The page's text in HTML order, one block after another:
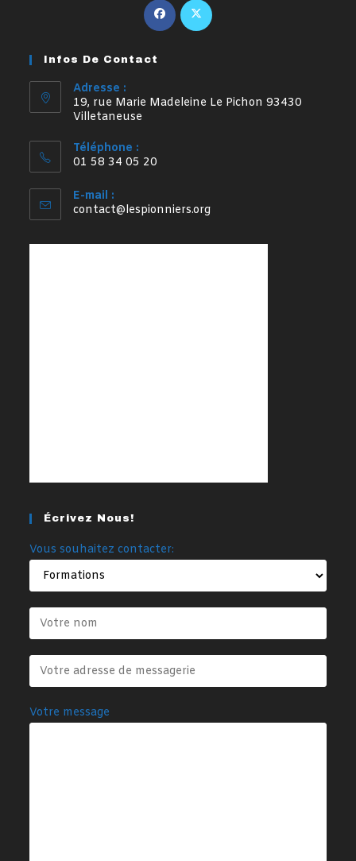
S’ouvre
dans
S’ouvre
Infos De Contact
Adresse :
19, rue Marie Madeleine Le Pichon 93430
Villetaneuse
Téléphone :
01 58 34 05 20
E-mail :
contact@lespionniers.orgS’ouvre
Écrivez Nous!
Vous souhaitez contacter:
Votre message